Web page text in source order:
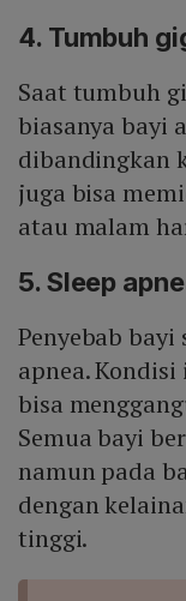
4. Tumbuh
Saat tumbuh
biasanya bayi
dibandingkan
juga bisa
atau malam
5. Sleep
Penyebab
apnea.
bisa
Semua bayi
namun pada
dengan
tinggi.